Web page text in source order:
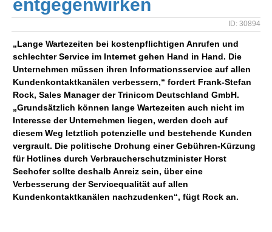
entgegenwirken
ID: 30894
„Lange Wartezeiten bei kostenpflichtigen Anrufen und
schlechter Service im Internet gehen Hand in Hand. Die
Unternehmen müssen ihren Informationsservice auf allen
Kundenkontaktkanälen verbessern,“ fordert Frank-Stefan
Rock, Sales Manager der Trinicom Deutschland GmbH.
„Grundsätzlich können lange Wartezeiten auch nicht im
Interesse der Unternehmen liegen, werden doch auf
diesem Weg letztlich potenzielle und bestehende Kunden
vergrault. Die politische Drohung einer Gebühren-Kürzung
für Hotlines durch Verbraucherschutzminister Horst
Seehofer sollte deshalb Anreiz sein, über eine
Verbesserung der Servicequalität auf allen
Kundenkontaktkanälen nachzudenken“, fügt Rock an.